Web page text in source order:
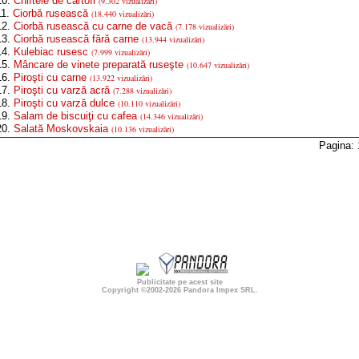
Ciorbă rusească (18.440 vizualizări)
Ciorbă rusească cu carne de vacă (7.178 vizualizări)
Ciorbă rusească fără carne (13.944 vizualizări)
Kulebiac rusesc (7.999 vizualizări)
Mâncare de vinete preparată ruseşte (10.647 vizualizări)
Piroşti cu carne (13.922 vizualizări)
Piroşti cu varză acră (7.288 vizualizări)
Piroşti cu varză dulce (10.110 vizualizări)
Salam de biscuiţi cu cafea (14.346 vizualizări)
Salată Moskovskaia (10.136 vizualizări)
Publicitate pe acest site
Copyright ©2002-2026 Pandora Impex SRL.